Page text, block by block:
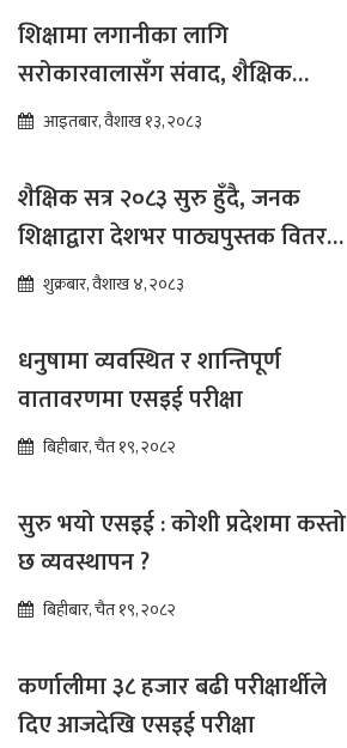
शिक्षामा लगानीका लागि
सरोकारवालासँग संवाद, शैक्षिक
सुधारमा जोड
आइतबार, वैशाख १३, २०८३
शैक्षिक सत्र २०८३ सुरु हुँदै, जनक
शिक्षाद्वारा देशभर पाठ्यपुस्तक वितरण
तीव्रशुक्रबार, वैशाख ४, २०८३
धनुषामा व्यवस्थित र शान्तिपूर्ण
वातावरणमा एसइई परीक्षा
बिहीबार, चैत १९, २०८२
सुरु भयो एसइई : कोशी प्रदेशमा कस्तो
छ व्यवस्थापन ?
बिहीबार, चैत १९, २०८२
कर्णालीमा ३८ हजार बढी परीक्षार्थीले
दिए आजदेखि एसइई परीक्षा